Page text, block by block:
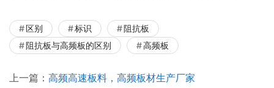
区别 标识
阻抗板
阻抗板与高频板的区别
高频板
上一篇： 高频高速板料，高频板材生产厂家